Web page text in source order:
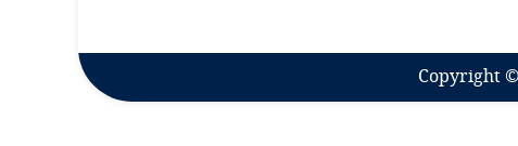
Copyright